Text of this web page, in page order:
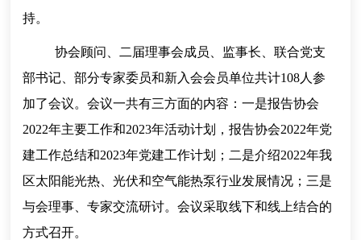
持。
协会顾问、二届理事会成员、监事长、联合党支
部书记、部分专家委员和新入会会员单位共计108人参
加了会议。会议一共有三方面的内容：一是报告协会
2022年主要工作和2023年活动计划，报告协会2022年党
建工作总结和2023年党建工作计划；二是介绍2022年我
区太阳能光热、光伏和空气能热泵行业发展情况；三是
与会理事、专家交流研讨。会议采取线下和线上结合的
方式召开。